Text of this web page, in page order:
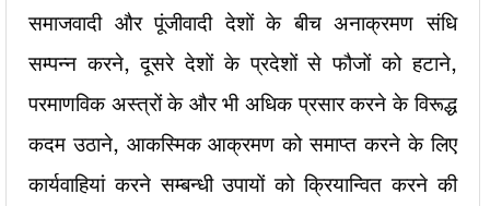
समाजवादी और पूंजीवादी देशों के बीच अनाक्रमण संधि
सम्पन्न करने, दूसरे देशों के प्रदेशों से फौजों को हटाने,
परमाणविक अस्त्रों के और भी अधिक प्रसार करने के विरूद्ध
कदम उठाने, आकस्मिक आक्रमण को समाप्त करने के लिए
कार्यवाहियां करने सम्बन्धी उपायों को क्रियान्वित करने की